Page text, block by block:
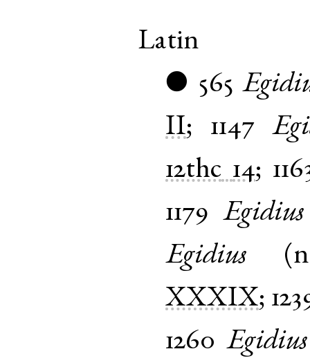
Latin
● 565
II; 1147
12thc 14;
1179 Egidius
Egidius (
XXXIX;
1260 Egidius